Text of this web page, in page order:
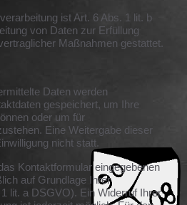
ist Art. 6 Abs. 1 lit. b
von Daten zur Erfüllung
Maßnahmen gestattet.
Daten werden
gespeichert, um Ihre
oder um für
Eine Weitergabe dieser
nicht statt.
Kontaktformular eingegebenen
auf Grundlage Ihrer
lit. a DSGVO). Ein Widerruf Ihrer